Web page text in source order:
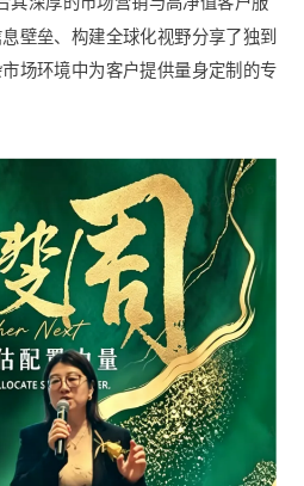
壁垒、构建全球化视野分享了独到
场环境中为客户提供量身定制的专